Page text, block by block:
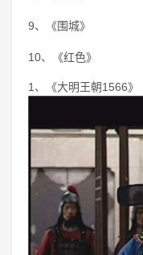
9、《围城》
10、《红色》
1、《大明王朝1566》